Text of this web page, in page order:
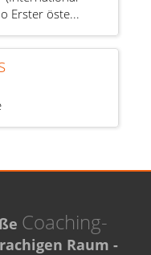
Erster öste...
Coaching-
Raum -